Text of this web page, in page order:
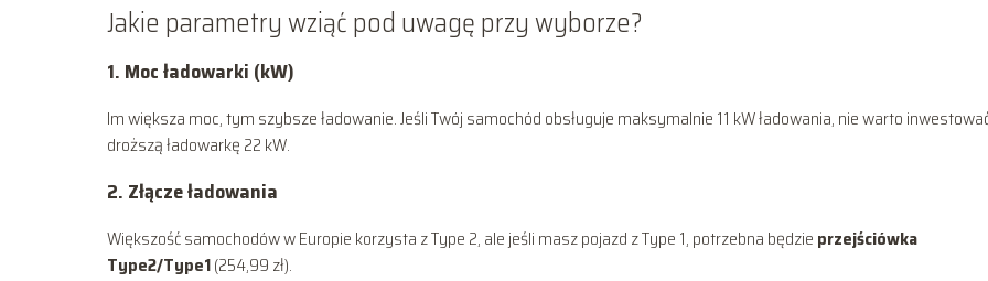
Jakie parametry wziąć pod uwagę przy wyborze?
1. Moc ładowarki (kW)
Im większa moc, tym szybsze ładowanie. Jeśli Twój samochód obsługuje maksymalnie 11 kW ładowania, nie warto
droższą ładowarkę 22 kW.
2. Złącze ładowania
Większość samochodów w Europie korzysta z Type 2, ale jeśli masz pojazd z Type 1, potrzebna będzie przejściówka
Type2/Type1(254,99 zł).